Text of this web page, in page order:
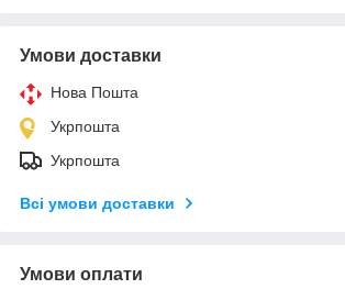
Умови доставки
Нова Пошта
Укрпошта
Укрпошта
Всі умови доставки
Умови оплати